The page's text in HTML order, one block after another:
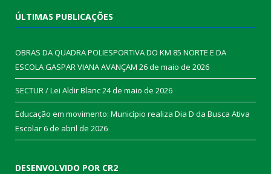
ÚLTIMAS PUBLICAÇÕES
OBRAS DA QUADRA POLIESPORTIVA DO KM 85 NORTE E DA
ESCOLA GASPAR VIANA AVANÇAM 26 de maio de 2026
SECTUR / Lei Aldir Blanc24 de maio de 2026
Educação em movimento: Município realiza Dia D da Busca Ativa
Escolar6 de abril de 2026
DESENVOLVIDO POR CR2